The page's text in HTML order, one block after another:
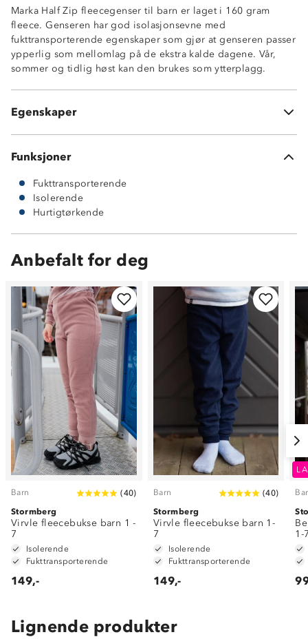
Marka Half Zip fleecegenser til barn er laget i 160 gram
fleece. Genseren har god isolasjonsevne med
fukttransporterende egenskaper som gjør at genseren passer
ypperlig som mellomlag på de ekstra kalde dagene. Vår,
sommer og tidlig høst kan den brukes som ytterplagg.
Egenskaper
Hurtigtørkende
Funksjoner
Fukttransporterende
Isolerende
Hurtigtørkende
Anbefalt for deg
Barn (40)
Stormberg
Virvle fleecebukse barn 1 -
7
Isolerende
Fukttransporterende
149,-
Barn (40)
Stormberg
Virvle fleecebukse barn 1-
7
Isolerende
Fukttransporterende
149,-
1-
Lignende produkter